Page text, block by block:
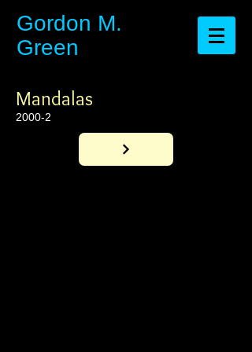
​​​​​​​Gordon M.
Green
Mandalas
2000-2